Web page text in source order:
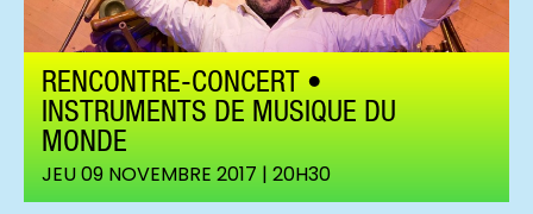
RENCONTRE-CONCERT •
INSTRUMENTS DE MUSIQUE DU
MONDE
JEU 09 NOVEMBRE 2017 | 20H30